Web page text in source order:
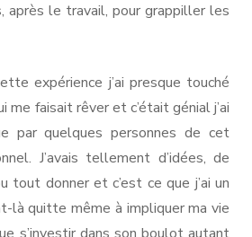
après le travail, pour grappiller les
expérience j’ai presque touché
faisait rêver et c’était génial j’ai
par quelques personnes de cet
J’avais tellement d’idées, de
tout donner et c’est ce que j’ai un
là quitte même à impliquer ma vie